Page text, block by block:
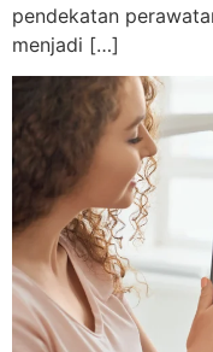
pendekatan
menjadi […]